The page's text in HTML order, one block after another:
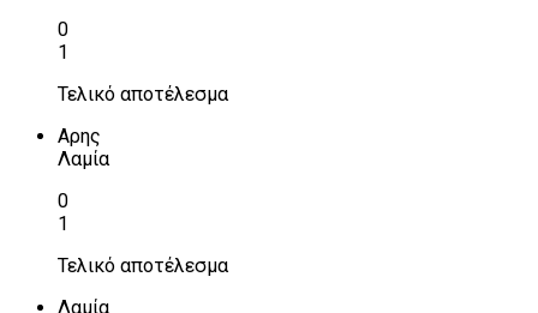
0
1
Τελικό αποτέλεσμα
Αρης
Λαμία
0
1
Τελικό αποτέλεσμα
Λαμία